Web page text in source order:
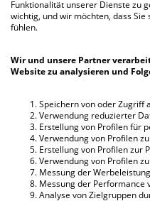
Funktionalität unserer Dienste zu
wichtig, und wir möchten, dass
fühlen.
Wir und unsere Partner
Website zu analysieren und
Speichern von oder Zugriff
Verwendung reduzierter
Erstellung von Profilen für
Verwendung von Profilen
Erstellung von Profilen zur
Verwendung von Profilen
Messung der Werbeleistung
Messung der Performance
Analyse von Zielgruppen
Basteln
Musikrichtung
Mehr über Mich:
consetetur
Lorem ipsum dolor
sadipscing elitr, sed
ipsum dolor sit amet,